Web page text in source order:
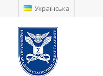
Українська